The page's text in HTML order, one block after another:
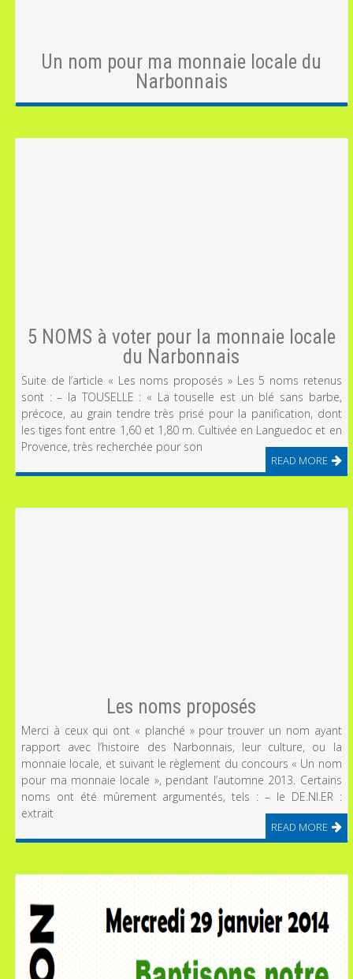
Un nom pour ma monnaie locale du
Narbonnais
5 NOMS à voter pour la monnaie locale
du Narbonnais
Suite de l’article « Les noms proposés » Les 5 noms retenus
sont : – la TOUSELLE : « La touselle est un blé sans barbe,
précoce, au grain tendre très prisé pour la panification, dont
les tiges font entre 1,60 et 1,80 m. Cultivée en Languedoc et en
Provence, très recherchée pour son
READ MORE
Les noms proposés
Merci à ceux qui ont « planché » pour trouver un nom ayant
rapport avec l’histoire des Narbonnais, leur culture, ou la
monnaie locale, et suivant le règlement du concours « Un nom
pour ma monnaie locale », pendant l’automne 2013. Certains
noms ont été mûrement argumentés, tels : – le DE.NI.ER :
extrait
READ MORE